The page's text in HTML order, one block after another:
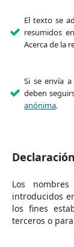
El texto se
resumidos
Acerca de la
Si se envía
deben
anónima.
Los
introducidos
los fines
terceros o